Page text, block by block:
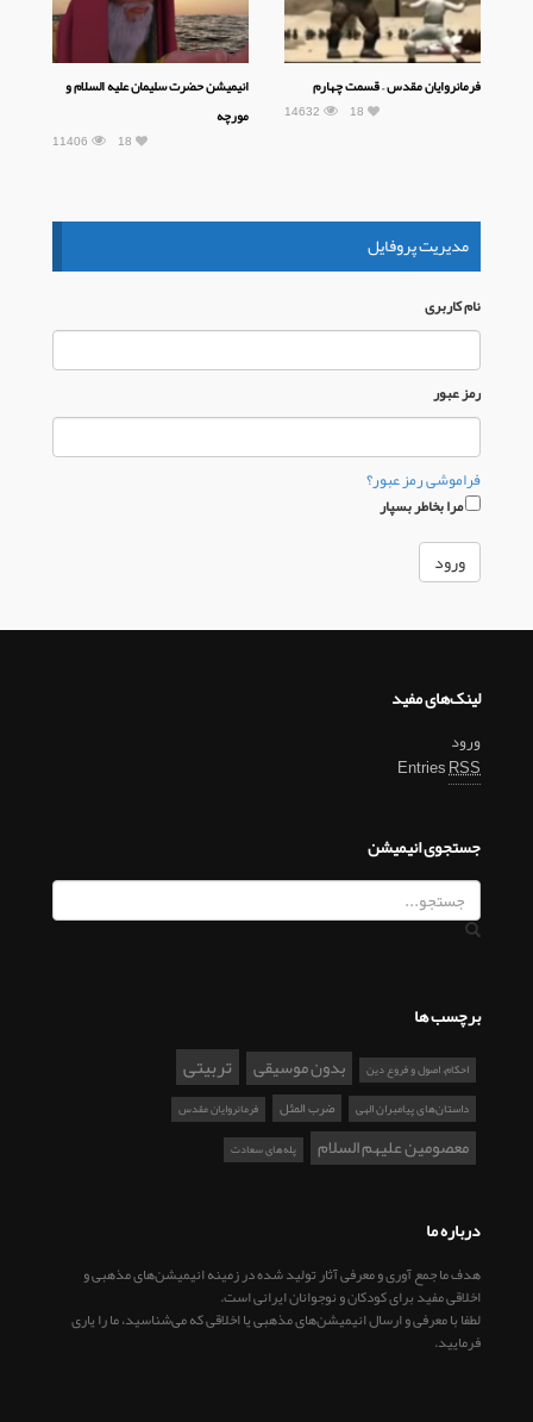
فرمانروایان مقدس – قسمت چهارم
14632 18
انیمیشن حضرت سلیمان علیه السلام و
مورچه
11406 18
مدیریت پروفایل
نام كاربری
رمز عبور
فراموشی رمز عبور؟
مرا بخاطر بسپار
لینک‌های مفید
ورود
EntriesRSS
جستجوی انیمیشن
برچسب ها
احکام، اصول و فروع دین بدون موسیقی تربیتی
داستان‌های پیامبران الهی ضرب المثل فرمانروایان مقدس
معصومین علیهم السلام پله‌های سعادت
درباره ما
هدف ما جمع آوری و معرفی آثار تولید شده در زمینه انیمیشن‌های مذهبی و
اخلاقی مفید برای کودکان و نوجوانان ایرانی است.
لطفا با معرفی و ارسال انیمیشن‌های مذهبی یا اخلاقی که می‌شناسید، ما را یاری
فرمایید.